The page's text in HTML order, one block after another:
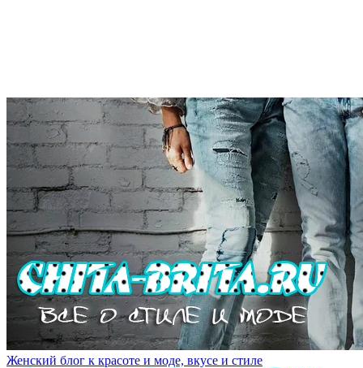
Женский блог к красоте и моде, вкусе и стиле